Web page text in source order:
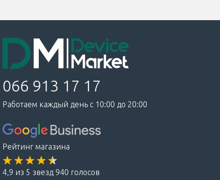
Safe Screen для Samsung
Есть в наличии
329 грн
LITE Series Full Glue для
250 грн
066 913 17 17
Работаем каждый день с 10:00 до 20:00
Рейтинг магазина
4,9 из 5 звезд 940 голосов